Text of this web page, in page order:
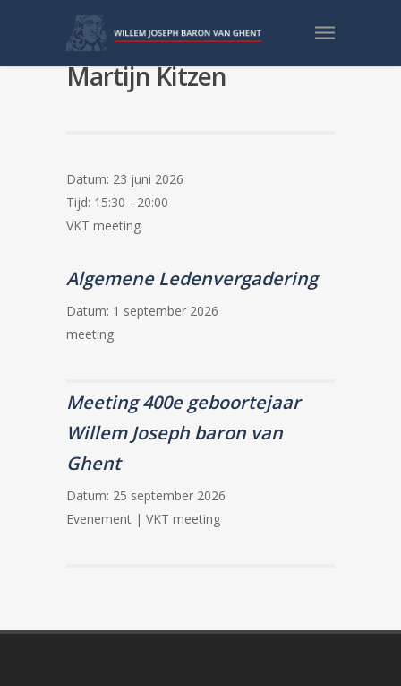
VKT POP-UP meeting
Martijn Kitzen
Datum: 23 juni 2026
Tijd: 15:30 - 20:00
VKT meeting
Algemene Ledenvergadering
Datum: 1 september 2026
meeting
Meeting 400e geboortejaar
Willem Joseph baron van
Ghent
Datum: 25 september 2026
Evenement | VKT meeting